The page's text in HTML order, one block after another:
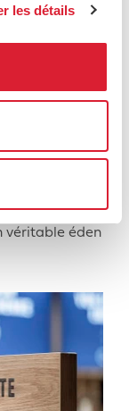
les détails
Golfers
véritable éden